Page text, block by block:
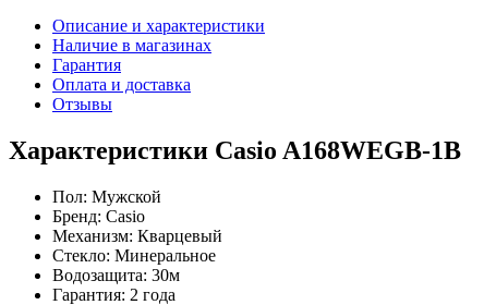
Описание и характеристики
Наличие в магазинах
Гарантия
Оплата и доставка
Отзывы
Характеристики Casio A168WEGB-1B
Пол: Мужской
Бренд: Casio
Механизм: Кварцевый
Стекло: Минеральное
Водозащита: 30м
Гарантия: 2 года